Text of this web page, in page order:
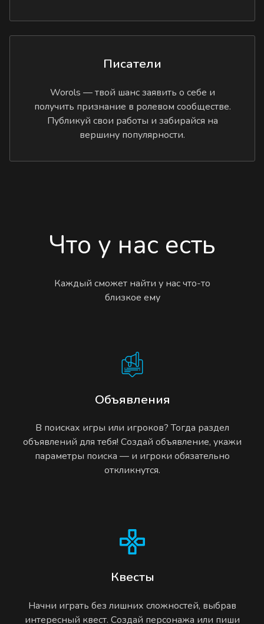
Писатели
Worols — твой шанс заявить о себе и
получить признание в ролевом сообществе.
Публикуй свои работы и забирайся на
вершину популярности.
Что у нас есть
Каждый сможет найти у нас что-то
близкое ему
Объявления
В поисках игры или игроков? Тогда раздел
объявлений для тебя! Создай объявление, укажи
параметры поиска — и игроки обязательно
откликнутся.
Квесты
Начни играть без лишних сложностей, выбрав
интересный квест. Создай персонажа или пиши